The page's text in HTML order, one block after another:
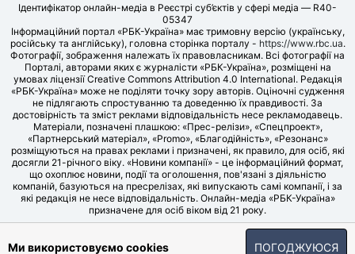
Ідентифікатор онлайн-медіа в Реєстрі суб’єктів у сфері медіа — R40-
05347
Інформаційний портал «РБК-Україна» має тримовну версію (українську,
російську та англійську), головна сторінка порталу - https://www.rbc.ua.
Фотографії, зображення належать їх правовласникам. Всі фотографії на
Порталі, авторами яких є журналісти «РБК-Україна», розміщені на
умовах ліцензії Creative Commons Attribution 4.0 International. Редакція
«РБК-Україна» може не поділяти точку зору авторів. Оціночні судження
не підлягають спростуванню та доведенню їх правдивості. За
достовірність та зміст реклами відповідальність несе рекламодавець.
Матеріали, позначені плашкою: «Прес-релізи», «Спецпроект»,
«Партнерський матеріал», «Promo», «Благодійність», «Резонанс»
розміщуються на правах реклами і призначені, як правило, для осіб, які
досягли 21-річного віку. «Новини компанії» - це інформаційний формат,
що охоплює новини, події та оголошення, пов'язані з діяльністю
компаній, базуються на пресрелізах, які випускають самі компанії, і за
які редакція не несе відповідальність. Онлайн-медіа «РБК-Україна»
призначене для осіб віком від 21 року.
© LLC «UBT MEDIA», 2006-2026.
Ми використовуємо cookies ПОГОДЖУЮСЯ